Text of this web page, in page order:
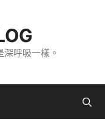
呼吸一樣。